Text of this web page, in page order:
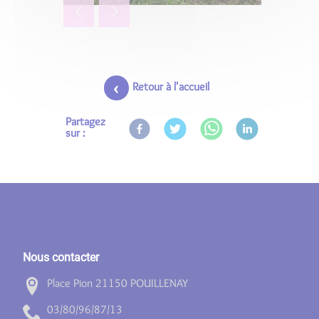
Retour à l'accueil
Partagez
sur :
Nous contacter
Place Pion 21150 POUILLENAY
31/78/69/08/30